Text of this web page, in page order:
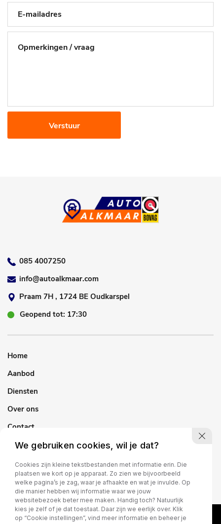
Verstuur
085 4007250
info@autoalkmaar.com
Praam 7H , 1724 BE Oudkarspel
Geopend tot: 17:30
Home
Aanbod
Diensten
Over ons
Contact
We gebruiken cookies, wil je dat?
Cookies zijn kleine tekstbestanden met informatie erin. Die
plaatsen we kort op je apparaat. Zo zien we bijvoorbeeld
welke pagina’s je zag, waar je afhaakte en wat je invulde. Op
die manier hebben wij informatie waar we jouw
websitebezoek beter mee maken. Handig toch? Natuurlijk
kies je zelf of je dat toestaat. Daar zijn we eerlijk over. Klik
op “Cookie instellingen”, vind meer informatie en beheer je